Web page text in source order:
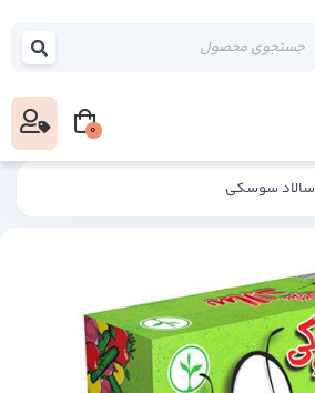
سالاد سوسکی
0